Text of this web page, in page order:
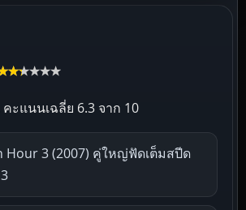
คะแนนเฉลี่ย 6.3 จาก 10
Hour 3 (2007) คู่ใหญ่ฟัดเต็มสปีด